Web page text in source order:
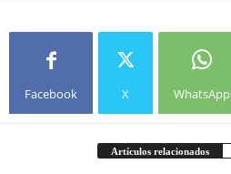
Facebook X WhatsApp
Artículos relacionados